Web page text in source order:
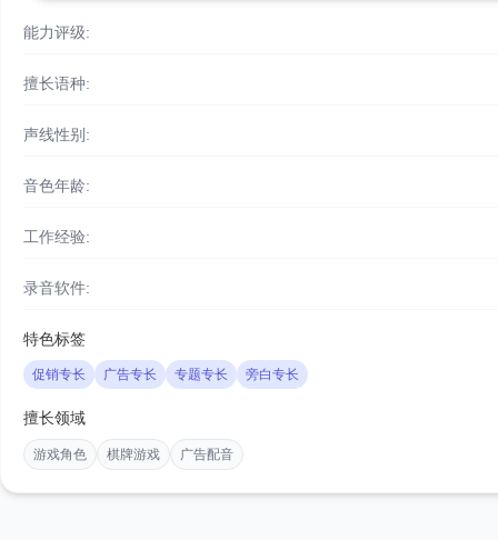
能力评级:
擅长语种:
声线性别:
音色年龄:
工作经验:
录音软件:
特色标签
促销专长 广告专长 专题专长 旁白专长
擅长领域
游戏角色 棋牌游戏 广告配音